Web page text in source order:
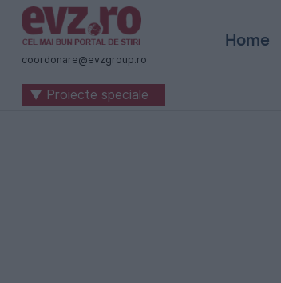
Știri
naționale
internaționale
coordonare@evzgroup.ro
Home
▼ Proiecte speciale